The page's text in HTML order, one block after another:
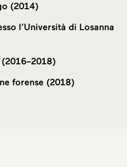
(2014)
l’Università di Losanna
forense (2018)